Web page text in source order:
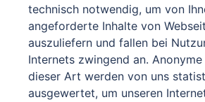
technisch notwendig, um von
angeforderte Inhalte von
auszuliefern und fallen bei
Internets zwingend an.
dieser Art werden von uns
ausgewertet, um unseren